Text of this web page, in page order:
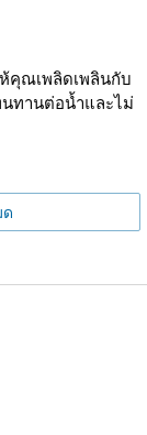
ห้คุณเพลิดเพลินกับ
ทานต่อน้ำและไม่